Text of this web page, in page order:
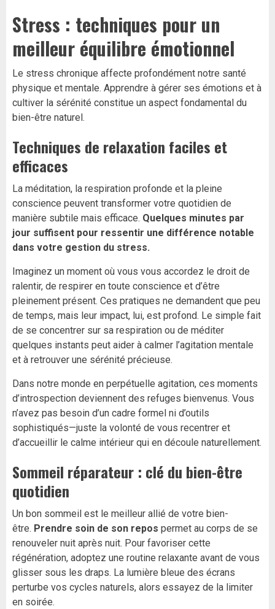
Stress : techniques pour un
meilleur équilibre émotionnel
Le stress chronique affecte profondément notre santé
physique et mentale. Apprendre à gérer ses émotions et à
cultiver la sérénité constitue un aspect fondamental du
bien-être naturel.
Techniques de relaxation faciles et
efficaces
La méditation, la respiration profonde et la pleine
conscience peuvent transformer votre quotidien de
manière subtile mais efficace. Quelques minutes par
jour suffisent pour ressentir une différence notable
dans votre gestion du stress.
Imaginez un moment où vous vous accordez le droit de
ralentir, de respirer en toute conscience et d’être
pleinement présent. Ces pratiques ne demandent que peu
de temps, mais leur impact, lui, est profond. Le simple fait
de se concentrer sur sa respiration ou de méditer
quelques instants peut aider à calmer l’agitation mentale
et à retrouver une sérénité précieuse.
Dans notre monde en perpétuelle agitation, ces moments
d’introspection deviennent des refuges bienvenus. Vous
n’avez pas besoin d’un cadre formel ni d’outils
sophistiqués—juste la volonté de vous recentrer et
d’accueillir le calme intérieur qui en découle naturellement.
Sommeil réparateur : clé du bien-être
quotidien
Un bon sommeil est le meilleur allié de votre bien-
être. Prendre soin de son repos permet au corps de se
renouveler nuit après nuit. Pour favoriser cette
régénération, adoptez une routine relaxante avant de vous
glisser sous les draps. La lumière bleue des écrans
perturbe vos cycles naturels, alors essayez de la limiter
en soirée.